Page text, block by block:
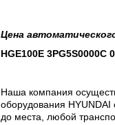
Цена
HGE100E 3PG5S0000C
Наша компания
оборудования HYUNDAI
до места, любой